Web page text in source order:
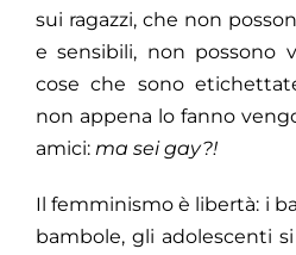
sui ragazzi, che non
e sensibili, non possono
cose che sono
non appena lo fanno
amici: ma sei gay?!
Il femminismo è libertà: i
bambole, gli adolescenti